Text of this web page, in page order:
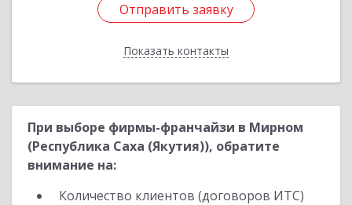
Отправить заявку
Показать контакты
Отправить заявку
Назад
При выборе фирмы-франчайзи в Мирном
(Республика Саха (Якутия)), обратите
внимание на:
Количество клиентов (договоров ИТС)